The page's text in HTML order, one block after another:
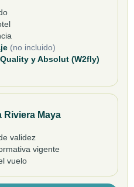
(no incluido)
y Absolut (W2fly)
Riviera Maya
validez
vigente
vuelo